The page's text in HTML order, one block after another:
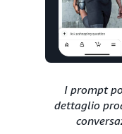
I prompt
dettaglio